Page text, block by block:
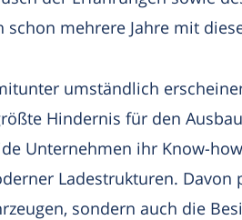
mehrere Jahre mit
umständlich
Hindernis für den
Unternehmen ihr Know-
Ladestrukturen. Davon
sondern auch die